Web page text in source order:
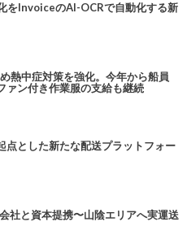
をInvoiceのAI-OCRで自動化する新
熱中症対策を強化。今年から船員
ァン付き作業服の支給も継続
とした新たな配送プラットフォー
社と資本提携〜山陰エリアへ実運送